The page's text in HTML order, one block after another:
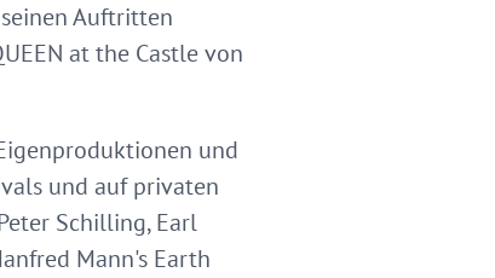
Auftritten
at the Castle von
und
und auf privaten
Schilling, Earl
Mann's Earth